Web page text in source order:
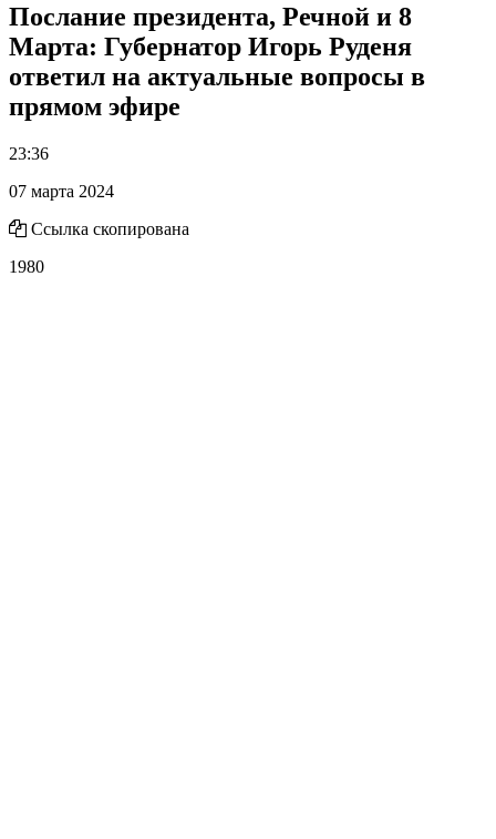
Послание президента, Речной и 8
Марта: Губернатор Игорь Руденя
ответил на актуальные вопросы в
прямом эфире
23:36
07 марта 2024
Ссылка скопирована
1980